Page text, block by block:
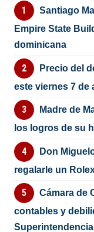
Santiago
Empire State
dominicana
Precio del
este viernes 7 de
Madre de
los logros de su
Don
regalarle un
Cámara de
contables y